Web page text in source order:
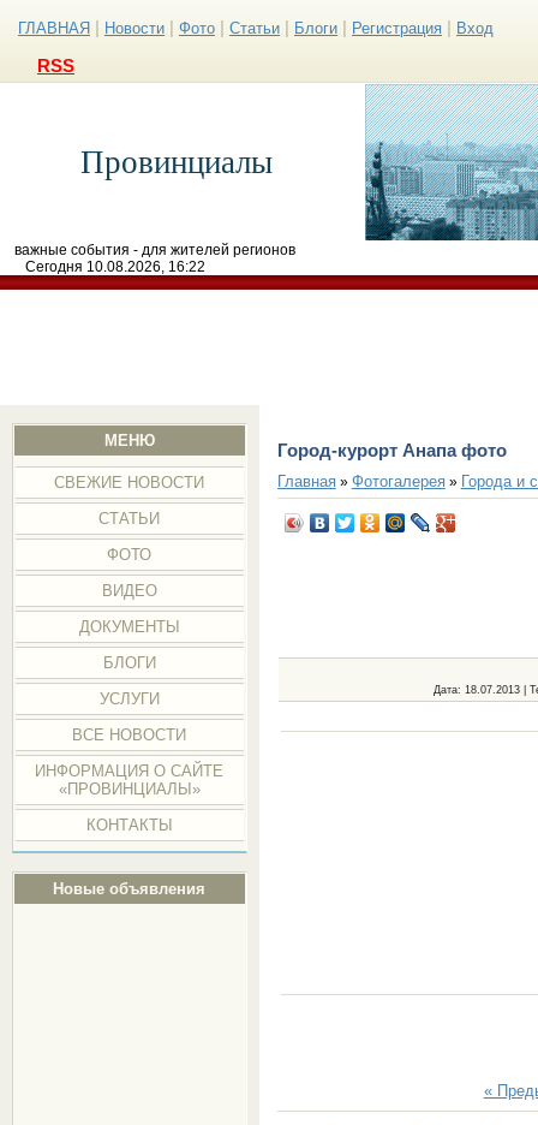
ГЛАВНАЯ Новости Фото Статьи Блоги Регистрация Вход
RSS
Провинциалы
важные события - для жителей регионов
Сегодня 10.08.2026, 16:22
МЕНЮ
СВЕЖИЕ НОВОСТИ
СТАТЬИ
ФОТО
ВИДЕО
ДОКУМЕНТЫ
БЛОГИ
УСЛУГИ
ВСЕ НОВОСТИ
ИНФОРМАЦИЯ О САЙТЕ
«ПРОВИНЦИАЛЫ»
КОНТАКТЫ
Новые объявления
Город-курорт Анапа фото
Главная» Фотогалерея» Города и
Дата: 18.07.2013 |
«